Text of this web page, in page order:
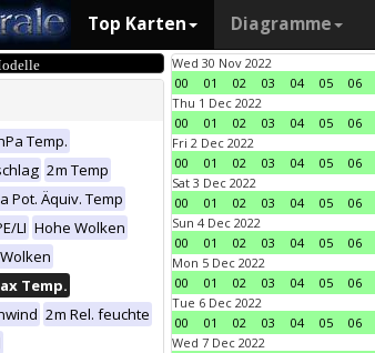
Top Karten Diagramme
Temp.
2m Temp
Pot. Äquiv. Temp
LI Hohe Wolken
Temp.
2m Rel. feuchte
Wed 30 Nov 2022
00
01 02 03 04 05 06
Thu 1 Dec 2022
00
01 02 03 04 05 06
Fri 2 Dec 2022
00
01 02 03 04 05 06
Sat 3 Dec 2022
00
01 02 03 04 05 06
Sun 4 Dec 2022
00
01 02 03 04 05 06
Mon 5 Dec 2022
00
01 02 03 04 05 06
Tue 6 Dec 2022
00
01 02 03 04 05 06
Wed 7 Dec 2022